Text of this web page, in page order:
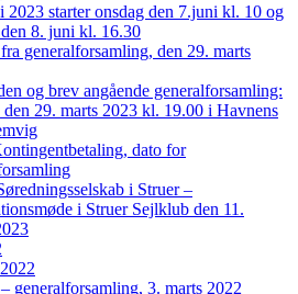
2023 starter onsdag den 7.juni kl. 10 og
8. juni kl. 16.30
generalforsamling, den 29. marts
og brev angående generalforsamling:
den 29. marts 2023 kl. 19.00 i Havnens
dato for
i Struer –
i Struer Sejlklub den 11.
generalforsamling, 3. marts 2022